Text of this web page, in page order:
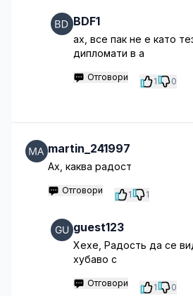
BDF1
ах, все пак не е като
дипломати в а
Отговори 1 0
martin_241997
Ах, каква радост
Отговори 1 1
guest123
Хехе, Радость да се
хубаво с
Отговори 1 0